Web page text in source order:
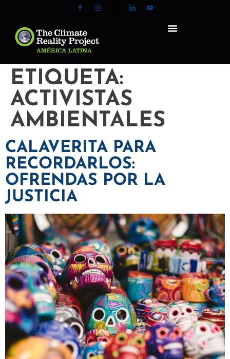
ETIQUETA:
ACTIVISTAS
AMBIENTALES
CALAVERITA PARA
RECORDARLOS:
OFRENDAS POR LA
JUSTICIA